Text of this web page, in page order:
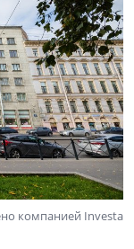
компанией Investa